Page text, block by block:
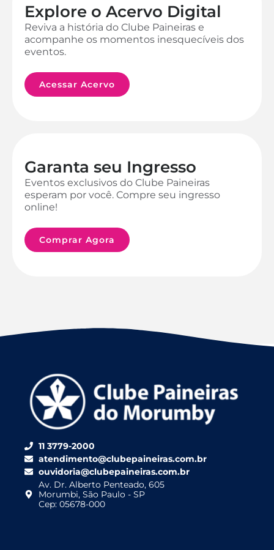
Explore o Acervo Digital
Reviva a história do Clube Paineiras e
acompanhe os momentos inesquecíveis dos
eventos.
Acessar Acervo
Garanta seu Ingresso
Eventos exclusivos do Clube Paineiras
esperam por você. Compre seu ingresso
online!
Comprar Agora
11 3779-2000
atendimento@clubepaineiras.com.br
ouvidoria@clubepaineiras.com.br
Av. Dr. Alberto Penteado, 605
Morumbi, São Paulo - SP
Cep: 05678-000